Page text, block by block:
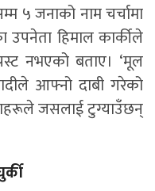
५ जनाको नाम चर्चामा
हिमाल कार्कीले
नभएको बताए। ‘मूल
आफ्नो दाबी गरेको
जसलाई टुग्याउँछन्